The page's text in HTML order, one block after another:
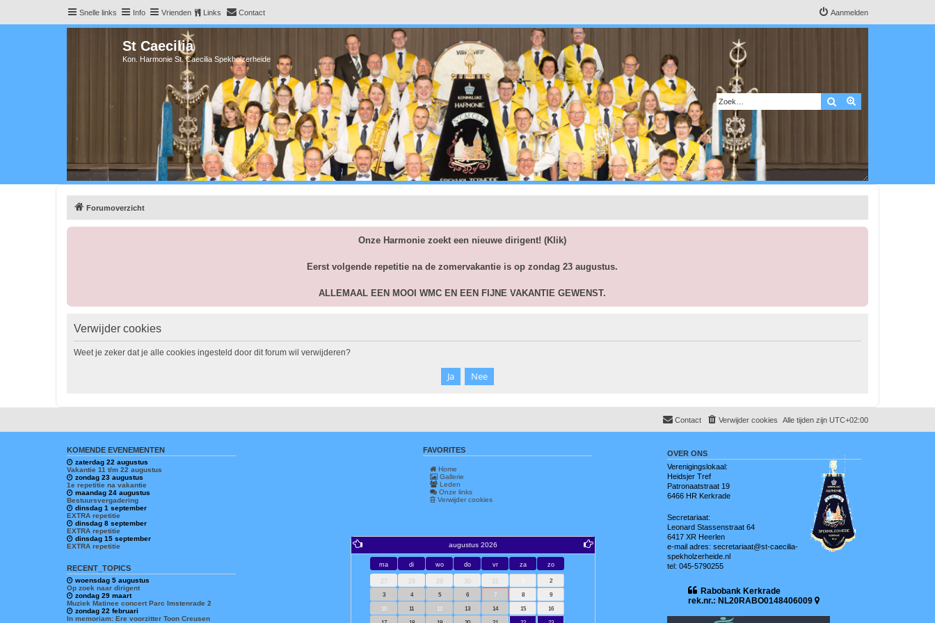
Snelle links Info Vrienden Links Contact Aanmelden
St Caecilia
Kon. Harmonie St. Caecilia Spekholzerheide
Zoek
Forumoverzicht
Onze Harmonie zoekt een nieuwe dirigent! (Klik)
Eerst volgende repetitie na de zomervakantie is op zondag 23 augustus.
ALLEMAAL EEN MOOI WMC EN EEN FIJNE VAKANTIE GEWENST.
Verwijder cookies
Weet je zeker dat je alle cookies ingesteld door dit forum wil verwijderen?
Alle tijden zijn UTC+02:00
Verwijder cookies
Contact
KOMENDE EVENEMENTEN
zaterdag 22 augustus
Vakantie 11 t/m 22 augustus
zondag 23 augustus
1e repetitie na vakantie
maandag 24 augustus
Bestuursvergadering
dinsdag 1 september
EXTRA repetitie
dinsdag 8 september
EXTRA repetitie
dinsdag 15 september
EXTRA repetitie
RECENT_TOPICS
woensdag 5 augustus
Op zoek naar dirigent
zondag 29 maart
Muziek Matinee concert Parc Imstenrade 2
zondag 22 februari
In memoriam: Ere voorzitter Toon Creusen
FAVORITES
Home
Gallerie
Leden
Onze links
Verwijder cookies
augustus 2026
ma di wo do vr za zo
27 28 29 30 31 2
3 4 5 6 7 8 9
10 11 12 13 14 15 16
OVER ONS
Verenigingslokaal:
Heidsjer Tref
Patronaatstraat 19
6466 HR Kerkrade
Secretariaat:
Leonard Stassenstraat 64
6417 XR Heerlen
e-mail adres: secretariaat@st-caecilia-
spekholzerheide.nl
tel: 045-5790255
Rabobank Kerkrade
rek.nr.: NL20RABO0148406009